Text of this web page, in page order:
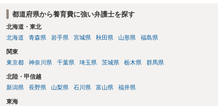
都道府県から養育費に強い弁護士を探す
北海道・東北
北海道
青森県 岩手県 宮城県 秋田県 山形県 福島県
関東
東京都
神奈川県 千葉県 埼玉県 茨城県 栃木県 群馬県
北陸・甲信越
新潟県
長野県 山梨県 石川県 富山県 福井県
東海